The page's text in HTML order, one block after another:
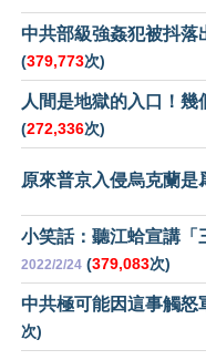
中共部級強姦犯被抖落
(379,773次)
人間是地獄的入口！
(272,336次)
原來普京入侵烏克蘭是
小笑話：聽江蛤宣講「
2022/2/24 (379,083次)
中共極可能因這事觸怒
次)